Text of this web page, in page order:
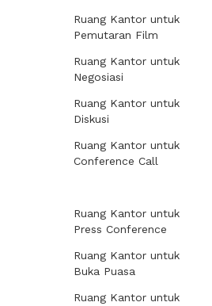
Ruang Kantor untuk
Pemutaran Film
Ruang Kantor untuk
Negosiasi
Ruang Kantor untuk
Diskusi
Ruang Kantor untuk
Conference Call
Ruang Kantor untuk
Press Conference
Ruang Kantor untuk
Buka Puasa
Ruang Kantor untuk